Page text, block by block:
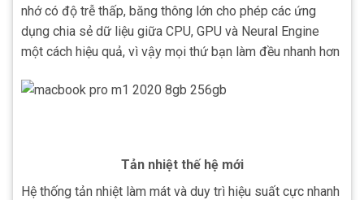
nhớ có độ trễ thấp, băng thông lớn cho phép các ứng
dụng chia sẻ dữ liệu giữa CPU, GPU và Neural Engine
một cách hiệu quả, vì vậy mọi thứ bạn làm đều nhanh hơn
Tản nhiệt thế hệ mới
Hệ thống tản nhiệt làm mát và duy trì hiệu suất cực nhanh